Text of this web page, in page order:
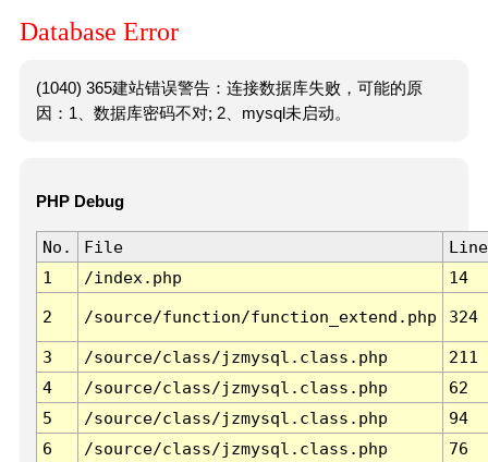
Database Error
(1040) 365建站错误警告：连接数据库失败，可能的原
因：1、数据库密码不对; 2、mysql未启动。
PHP Debug
No. File
Line
1
/index.php 14
2 /source/function/function_extend.php 324
3 /source/class/jzmysql.class.php
211
4
/source/class/jzmysql.class.php
62
5
/source/class/jzmysql.class.php
94
6
/source/class/jzmysql.class.php 76